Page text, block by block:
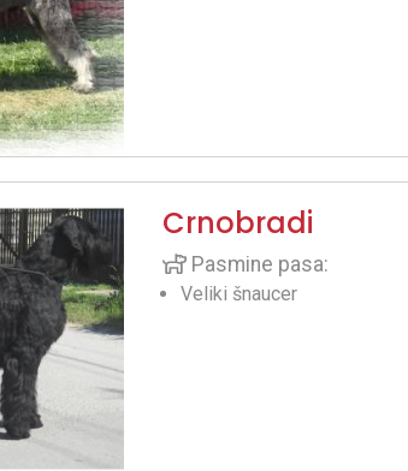
Crnobradi
Pasmine pasa:
Veliki šnaucer